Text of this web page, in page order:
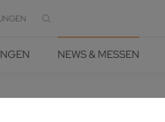
NEWS & MESSEN